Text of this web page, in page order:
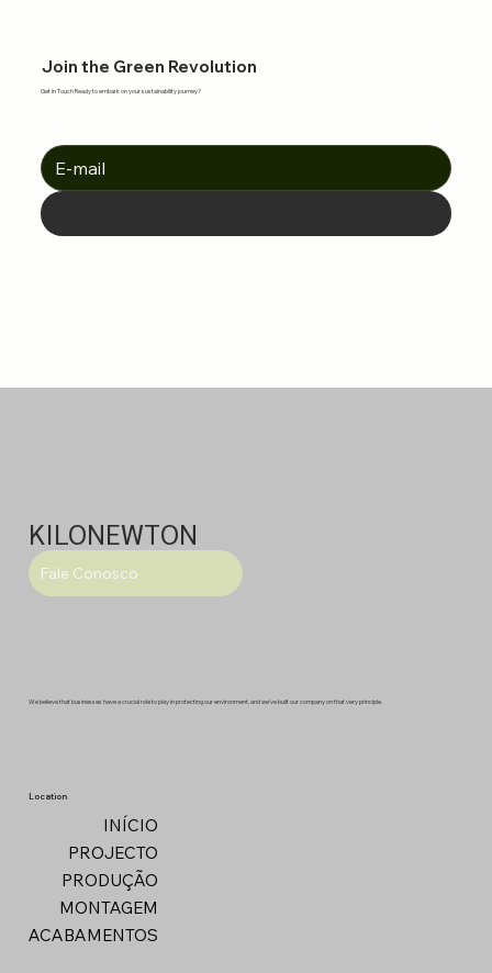
Join the Green Revolution
Get in Touch Ready to embark on your sustainability journey?
KILONEWTON
Fale Conosco
We believe that businesses have a crucial role to play in protecting our environment, and we've built our company on that very principle.
Location
INÍCIO
PROJECTO
PRODUÇÃO
MONTAGEM
ACABAMENTOS